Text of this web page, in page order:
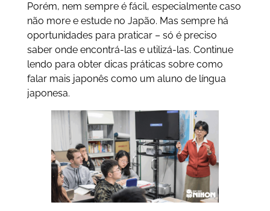
Porém, nem sempre é fácil, especialmente caso
não more e estude no Japão. Mas sempre há
oportunidades para praticar – só é preciso
saber onde encontrá-las e utilizá-las. Continue
lendo para obter dicas práticas sobre como
falar mais japonês como um aluno de língua
japonesa.